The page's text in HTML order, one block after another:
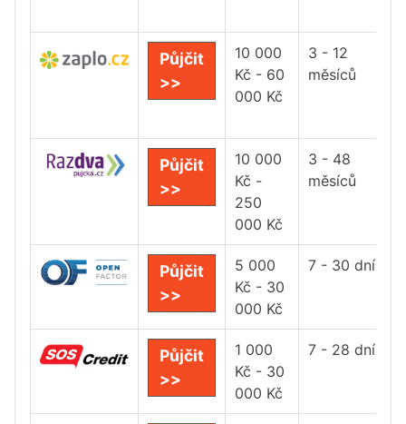
Půjčit
>>
10 000
Kč - 60
000 Kč
3 - 12
měsíců
Půjčit
>>
10 000
Kč -
250
000 Kč
3 - 48
měsíců
Půjčit
>>
5 000
Kč - 30
000 Kč
7 - 30 dní
Půjčit
>>
1 000
Kč - 30
000 Kč
7 - 28 dní